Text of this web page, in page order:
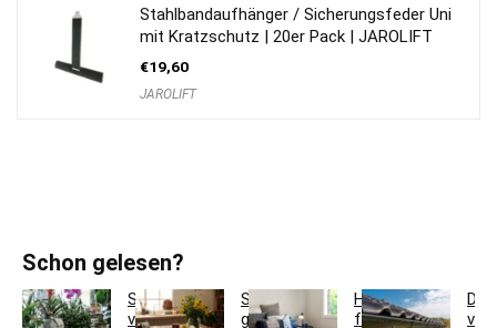
Stahlbandaufhänger / Sicherungsfeder Uni
mit Kratzschutz | 20er Pack | JAROLIFT
€19,60
JAROLIFT
Schon gelesen?
So
verwandeln
So
gestaltest
Hotelbettwäsche
für